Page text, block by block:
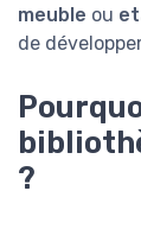
meuble ou
de
?